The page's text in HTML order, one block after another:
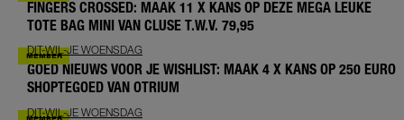
FINGERS CROSSED: MAAK 11 X KANS OP DEZE MEGA LEUKE
TOTE BAG MINI VAN CLUSE T.W.V. 79,95
DIT-WIL-JE WOENSDAG
GOED NIEUWS VOOR JE WISHLIST: MAAK 4 X KANS OP 250 EURO
SHOPTEGOED VAN OTRIUM
DIT-WIL-JE WOENSDAG